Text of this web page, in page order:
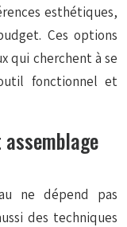
esthétiques,
Ces options
qui cherchent à se
fonctionnel et
ne dépend pas
des techniques